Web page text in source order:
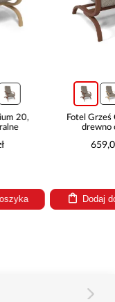
Fotel Grześ Opium 20,
drewno orzech
Dodaj do koszyka